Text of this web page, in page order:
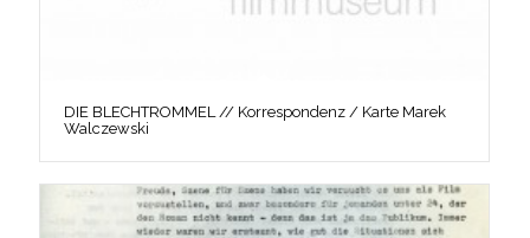
DIE BLECHTROMMEL // Korrespondenz / Karte Marek
Walczewski